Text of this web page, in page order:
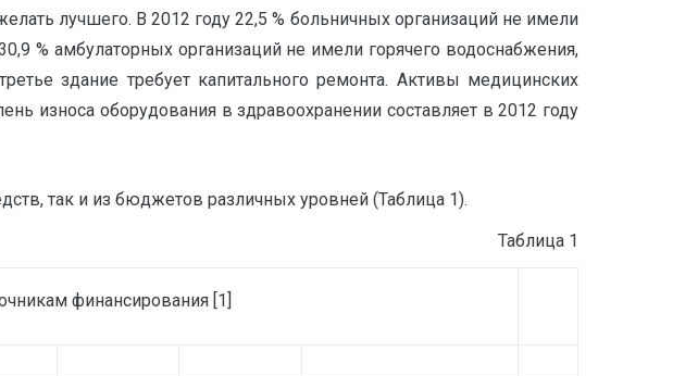
лучшего. В 2012 году 22,5 % больничных организаций не имели
% амбулаторных организаций не имели горячего водоснабжения,
здание требует капитального ремонта. Активы медицинских
износа оборудования в здравоохранении составляет в 2012 году
так и из бюджетов различных уровней (Таблица 1).
Таблица 1
финансирования [1]